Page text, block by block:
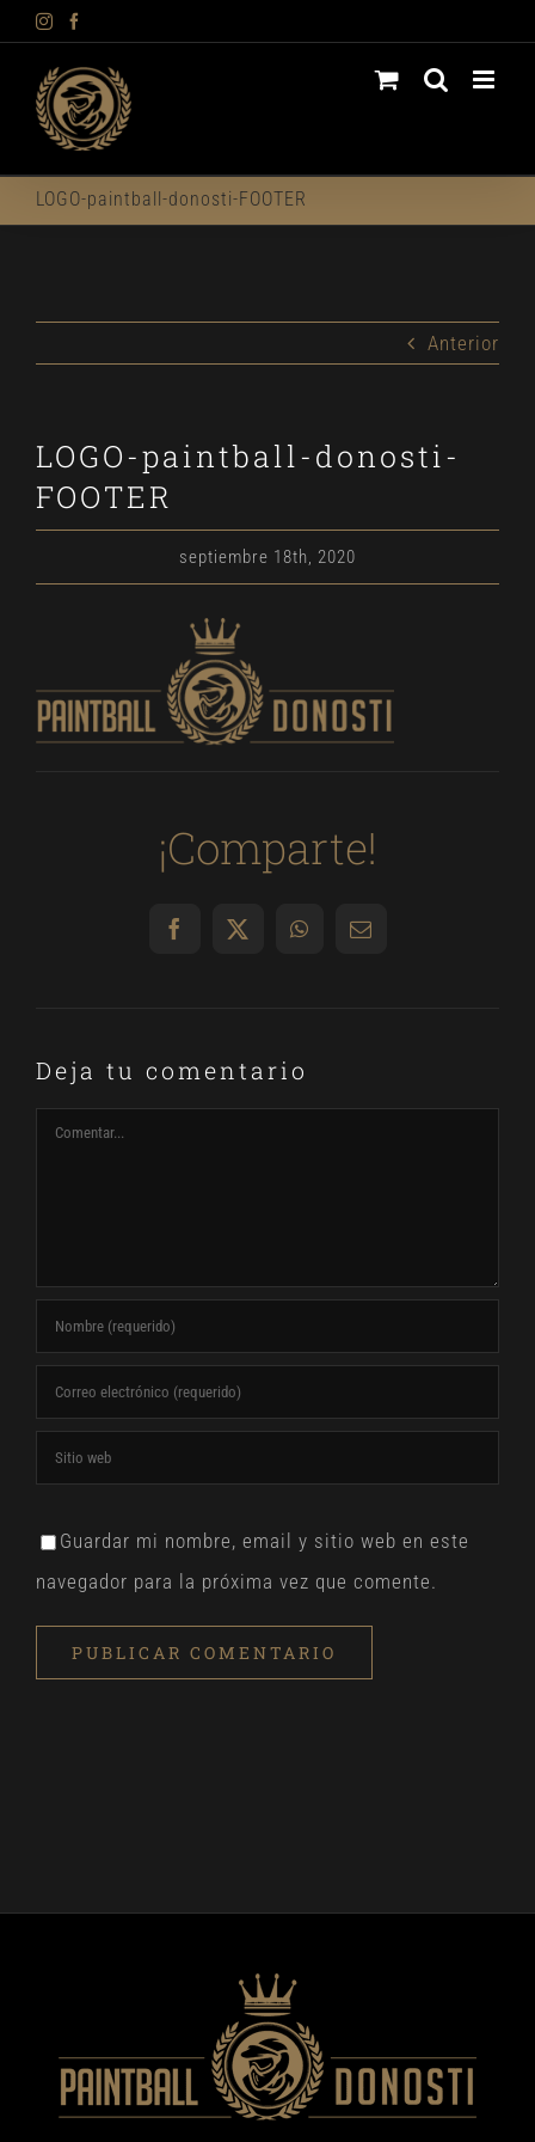
Saltar
contenido
LOGO-paintball-donosti-FOOTER
Anterior
LOGO-paintball-donosti-
FOOTER
septiembre 18th, 2020
¡Comparte!
Facebook
X WhatsAppCorreo
Deja tu comentario
Comentar
Guardar mi nombre, email y sitio web en este
navegador para la próxima vez que comente.